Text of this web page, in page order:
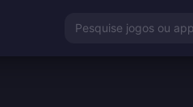
Pesquise jogos ou